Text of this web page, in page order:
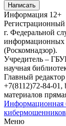
Написать
Информация 12+
г. Федеральной
информационных
(Роскомнадзор).
Учредитель –
научная
Главный
+7(8112)72-84-01,
материалов
Информационная
кибермошенников
Меню